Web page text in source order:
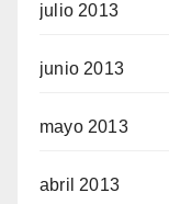
julio 2013
junio 2013
mayo 2013
abril 2013